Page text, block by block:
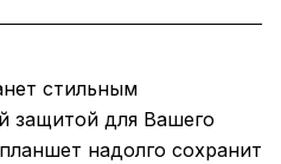
стильным
защитой для Вашего
надолго сохранит